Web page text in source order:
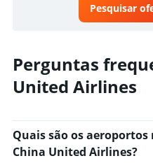
Pesquisar
Perguntas
United Airlines
Quais são os
China United Airlines?